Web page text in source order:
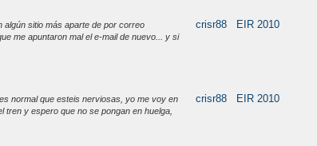
algún sitio más aparte de por correo
me apuntaron mal el e-mail de nuevo... y si
crisr88 EIR 2010
normal que esteis nerviosas, yo me voy en
tren y espero que no se pongan en huelga,
crisr88 EIR 2010